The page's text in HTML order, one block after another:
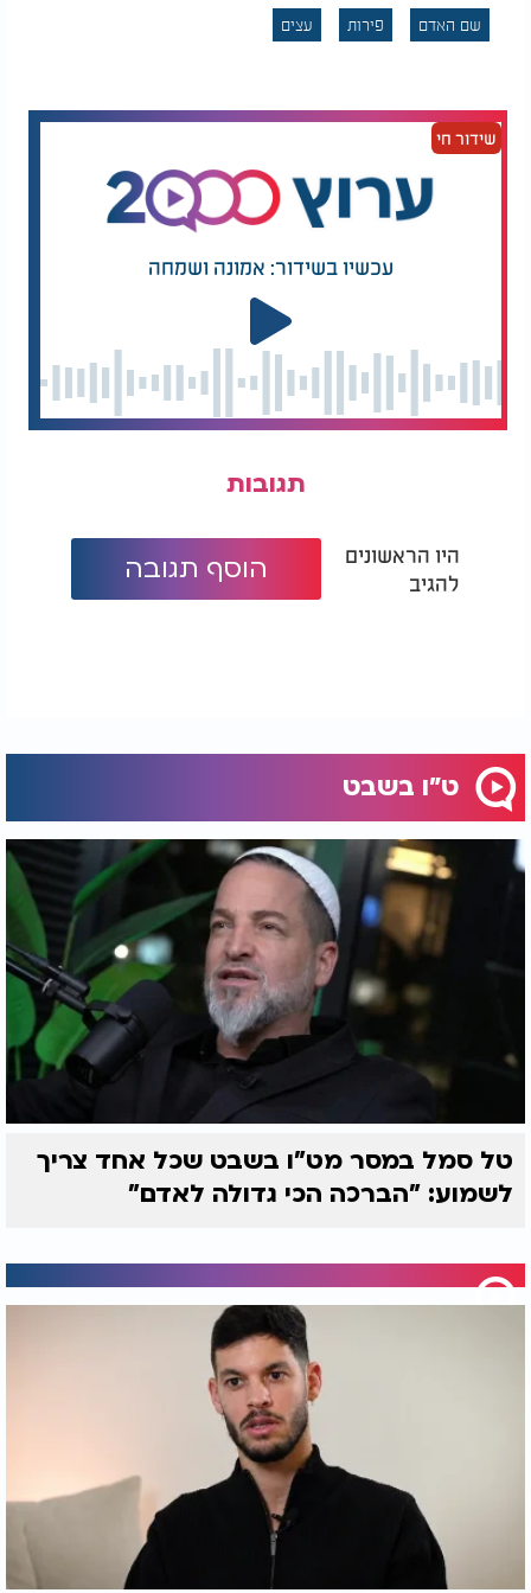
בשמות של עצים. כשהגיע אל הרב אדם ששמו אילן,
הציע לו להחליף את השם לאליהו. וכשנשאל על השם
מלבד זאת, לנשים ישנה בעיה נוספת - שהרי שמות
עצים הם בהגדרה שמות זכריים, ולא מומלץ כלל לקרוא
לנקבה בשם זכרי. ויש שכתבו שאלה שמות שגורמים
(כמו גפן, עינב, שקד וכדומה).
וכל אדם יעשה בדעת וישאל תלמיד חכם ויראה ברכה
והצלחה, שכלל הוא בידינו: הנוטל עצה מן הזקנים אינו
נכשל.
שם האדם פירות עצים
שידור חי
עכשיו בשידור: אמונה ושמחה
תגובות
היו הראשונים
להגיב
הוסף תגובה
ט"ו בשבט
טל סמל במסר מט"ו בשבט שכל אחד צריך
לשמוע: "הברכה הכי גדולה לאדם"